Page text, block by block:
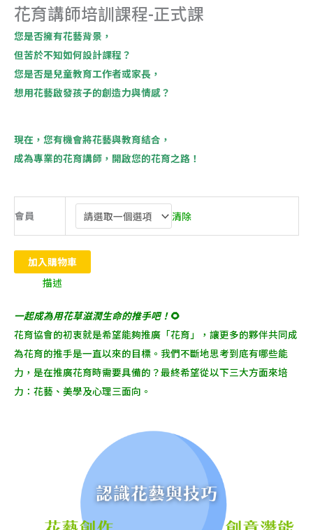
花育講師培訓課程-正式課
您是否擁有花藝背景，
但苦於不知如何設計課程？
您是否是兒童教育工作者或家長，
想用花藝啟發孩子的創造力與情感？
現在，您有機會將花藝與教育結合，
成為專業的花育講師，開啟您的花育之路！
會員 清除
加入購物車
描述
一起成為用花草滋潤生命的推手吧！🌻
花育協會的初衷就是希望能夠推廣「花育」，讓更多的夥伴共同成
為花育的推手是一直以來的目標。我們不斷地思考到底有哪些能
力，是在推廣花育時需要具備的？最終希望從以下三大方面來培
力：花藝、美學及心理三面向。